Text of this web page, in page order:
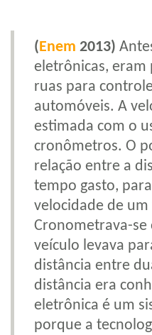
(Enem 2013)
eletrônicas, eram
ruas para
automóveis. A
estimada com o
cronômetros. O
relação entre a
tempo gasto,
velocidade de um
Cronometrava-
veículo levava
distância entre
distância era
eletrônica é um
porque a